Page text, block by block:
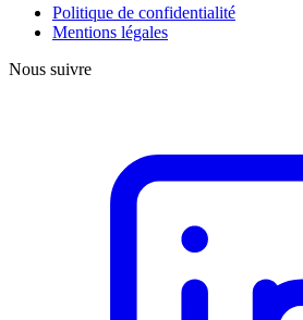
Politique de confidentialité
Mentions légales
Nous suivre